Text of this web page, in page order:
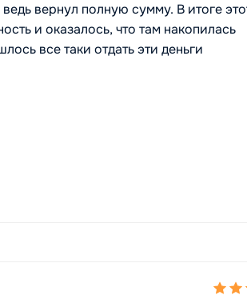
вернул полную сумму. В итоге
и оказалось, что там накопилась
все таки отдать эти деньги